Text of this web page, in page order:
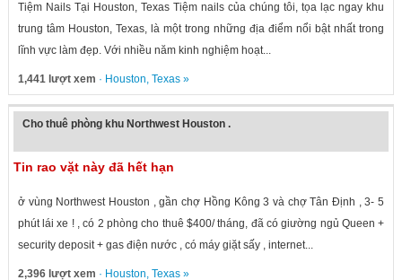
Tiệm Nails Tại Houston, Texas Tiệm nails của chúng tôi, tọa lạc ngay khu
trung tâm Houston, Texas, là một trong những địa điểm nổi bật nhất trong
lĩnh vực làm đẹp. Với nhiều năm kinh nghiệm hoạt...
1,441 lượt xem · Houston, Texas»
Cho thuê phòng khu Northwest Houston .
Tin rao vặt này đã hết hạn
ở vùng Northwest Houston , gần chợ Hồng Kông 3 và chợ Tân Định , 3- 5
phút lái xe ! , có 2 phòng cho thuê $400/ tháng, đã có giường ngủ Queen +
security deposit + gas điện nước , có máy giặt sấy , internet...
2,396 lượt xem · Houston, Texas»